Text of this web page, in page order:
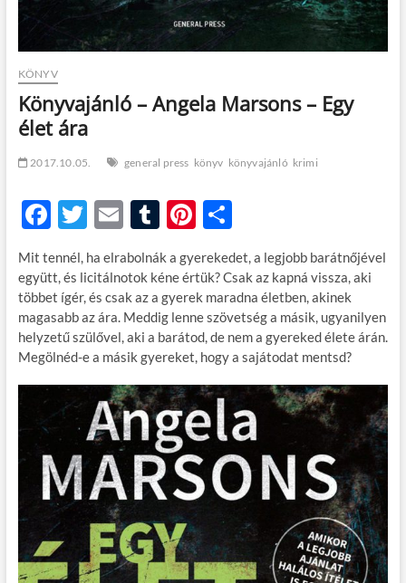
KÖNYV
Könyvajánló – Angela Marsons – Egy
élet ára
2017.10.05. general press könyv könyvajánló krimi
F
e
b
o
o
k
T
itt
er
E
ail
T
m
bl
r
Pi
er
es
t
O
za
m
e
g
Mit tennél, ha elrabolnák a gyerekedet, a legjobb barátnőjével
együtt, és licitálnotok kéne értük? Csak az kapná vissza, aki
többet ígér, és csak az a gyerek maradna életben, akinek
magasabb az ára. Meddig lenne szövetség a másik, ugyanilyen
helyzetű szülővel, aki a barátod, de nem a gyereked élete árán.
Megölnéd-e a másik gyereket, hogy a sajátodat mentsd?